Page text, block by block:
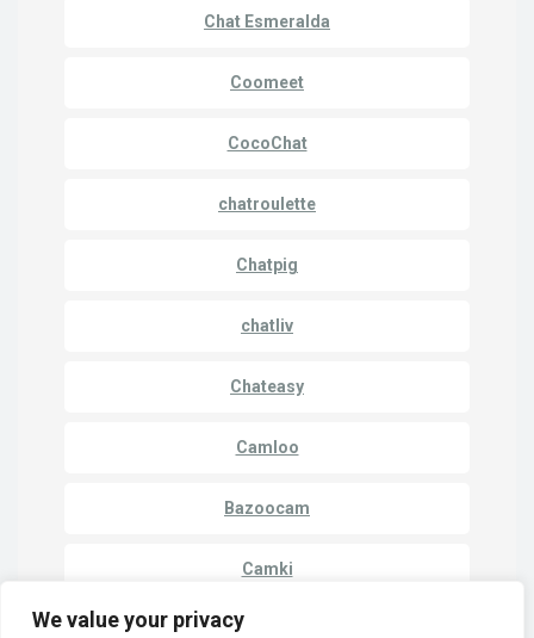
We value your privacy
Chat Esmeralda
Coomeet
CocoChat
chatroulette
Chatpig
chatliv
Chateasy
Camloo
Bazoocam
Camki